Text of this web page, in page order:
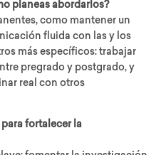
planeas abordarlos?
como mantener un
fluida con las y los
más específicos: trabajar
pregrado y postgrado, y
real con otros
fortalecer la